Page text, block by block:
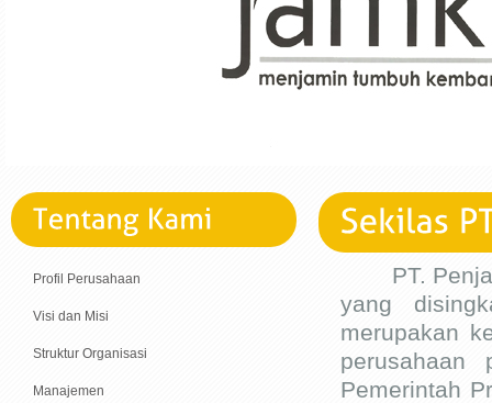
PT.
yang
merupakan
perusahaan
Pemerintah
Profil Perusahaan
Visi dan Misi
Struktur Organisasi
Manajemen